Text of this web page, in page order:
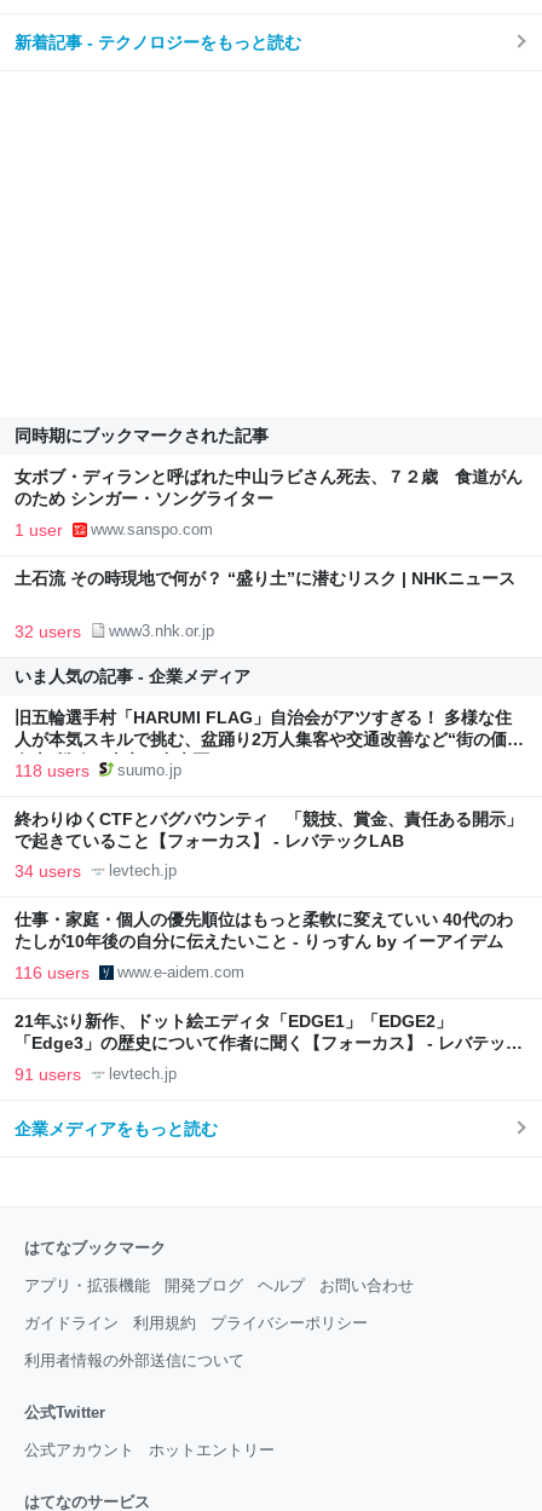
新着記事 - テクノロジーをもっと読む
同時期にブックマークされた記事
女ボブ・ディランと呼ばれた中山ラビさん死去、７２歳 食道がん
のため シンガー・ソングライター
1 user www.sanspo.com
土石流 その時現地で何が？ “盛り土”に潜むリスク | NHKニュース
32 users www3.nhk.or.jp
いま人気の記事 - 企業メディア
旧五輪選手村「HARUMI FLAG」自治会がアツすぎる！ 多様な住
人が本気スキルで挑む、盆踊り2万人集客や交通改善など“街の価値
向上”戦略 東京・中央区
118 users suumo.jp
終わりゆくCTFとバグバウンティ 「競技、賞金、責任ある開示」
で起きていること【フォーカス】 - レバテックLAB
34 users levtech.jp
仕事・家庭・個人の優先順位はもっと柔軟に変えていい 40代のわ
たしが10年後の自分に伝えたいこと - りっすん by イーアイデム
116 users www.e-aidem.com
21年ぶり新作、ドット絵エディタ「EDGE1」「EDGE2」
「Edge3」の歴史について作者に聞く【フォーカス】 - レバテック
LAB
91 users levtech.jp
企業メディアをもっと読む
はてなブックマーク
アプリ・拡張機能 開発ブログ ヘルプ お問い合わせ
ガイドライン 利用規約 プライバシーポリシー
利用者情報の外部送信について
公式Twitter
公式アカウント ホットエントリー
はてなのサービス